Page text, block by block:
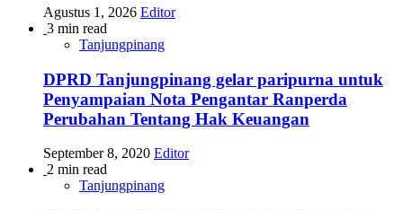
Agustus 1, 2026 Editor
3 min read
Tanjungpinang
DPRD Tanjungpinang gelar paripurna untuk
Penyampaian Nota Pengantar Ranperda
Perubahan Tentang Hak Keuangan
September 8, 2020 Editor
2 min read
Tanjungpinang